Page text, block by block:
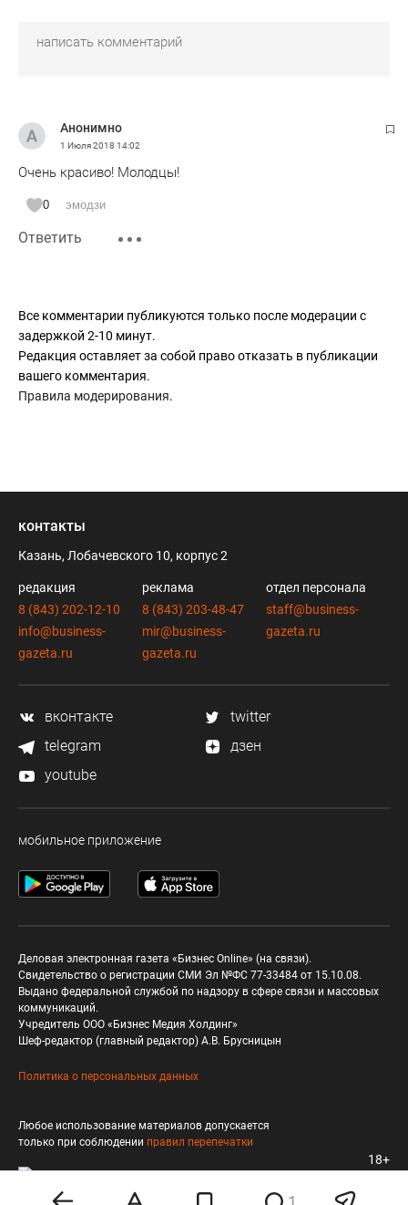
Анонимно
1 Июля 2018 14:02
Очень красиво! Молодцы!
0 эмодзи
Ответить
Все комментарии публикуются только после модерации с
задержкой 2-10 минут.
Редакция оставляет за собой право отказать в публикации
вашего комментария.
Правила модерирования.
контакты
Казань, Лобачевского 10, корпус 2
редакция
8 (843) 202-12-10
info@business-
gazeta.ru
реклама
8 (843) 203-48-47
mir@business-
gazeta.ru
отдел персонала
staff@business-
gazeta.ru
вконтакте
twitter
telegram
дзен
youtube
мобильное приложение
Деловая электронная газета «Бизнес Online» (на связи).
Свидетельство о регистрации СМИ Эл №ФС 77-33484 от 15.10.08.
Выдано федеральной службой по надзору в сфере связи и массовых
коммуникаций.
Учредитель ООО «Бизнес Медия Холдинг»
Шеф-редактор (главный редактор) А.В. Брусницын
Политика о персональных данных
Любое использование материалов допускается
только при соблюдении правил перепечатки
18+